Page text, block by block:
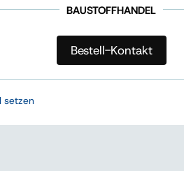
BAUSTOFFHANDEL
Bestell-Kontakt
setzen